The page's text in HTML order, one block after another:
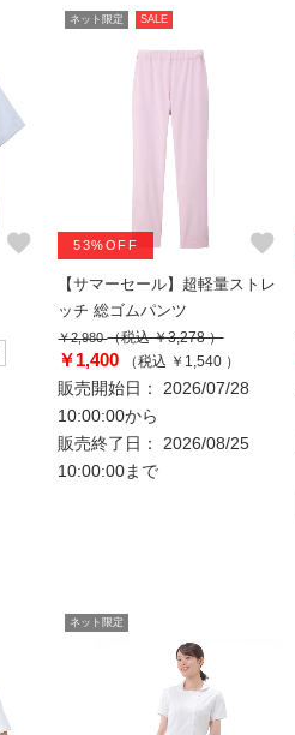
favorite
ネット限定 SALE
53%OFF favorite
【サマーセール】超軽量ストレ
ッチ 総ゴムパンツ
￥2,980（税込 ￥3,278 ）
￥1,400 （税込 ￥1,540 ）
販売開始日： 2026/07/28
10:00:00から
販売終了日： 2026/08/25
10:00:00まで
ネット限定